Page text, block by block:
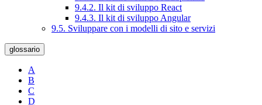
9.4.2. Il kit di sviluppo React
9.4.3. Il kit di sviluppo Angular
9.5. Sviluppare con i modelli di sito e servizi
glossario
A
B
C
D